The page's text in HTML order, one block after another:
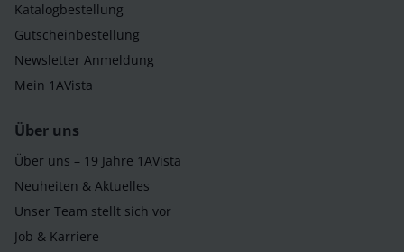
Katalogbestellung
Gutscheinbestellung
Newsletter Anmeldung
Mein 1AVista
Über uns
Über uns – 19 Jahre 1AVista
Neuheiten & Aktuelles
Unser Team stellt sich vor
Job & Karriere